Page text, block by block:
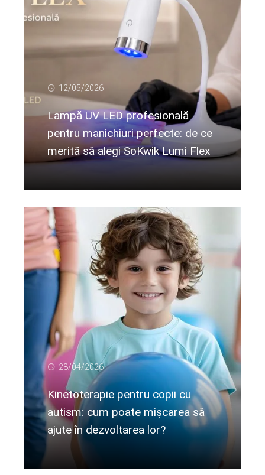
12/05/2026
Lampă UV LED profesională
pentru manichiuri perfecte: de ce
merită să alegi SoKwik Lumi Flex
28/04/2026
Kinetoterapie pentru copii cu
autism: cum poate mișcarea să
ajute în dezvoltarea lor?